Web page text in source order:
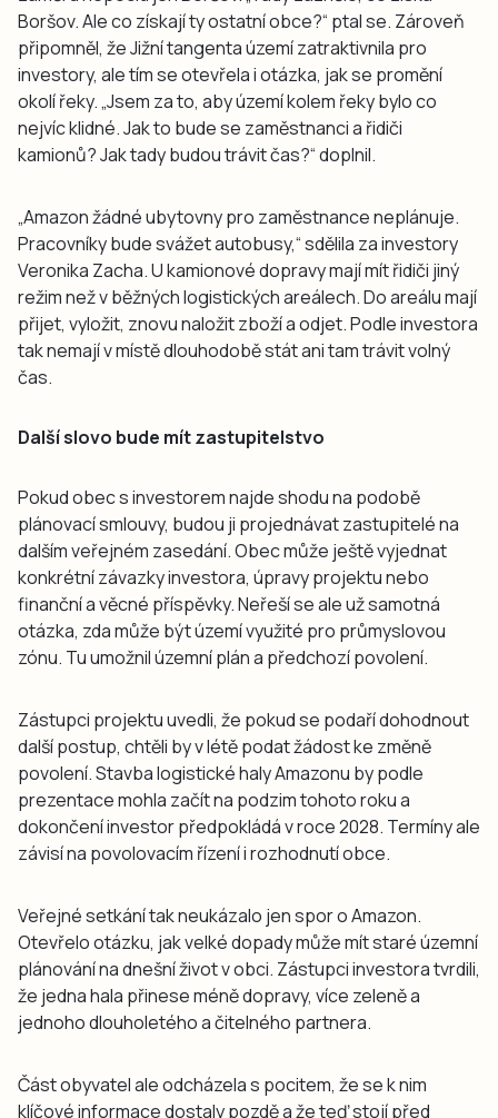
Boršov. Ale co získají ty ostatní obce?“ ptal se. Zároveň
připomněl, že Jižní tangenta území zatraktivnila pro
investory, ale tím se otevřela i otázka, jak se promění
okolí řeky. „Jsem za to, aby území kolem řeky bylo co
nejvíc klidné. Jak to bude se zaměstnanci a řidiči
kamionů? Jak tady budou trávit čas?“ doplnil.
„Amazon žádné ubytovny pro zaměstnance neplánuje.
Pracovníky bude svážet autobusy,“ sdělila za investory
Veronika Zacha. U kamionové dopravy mají mít řidiči jiný
režim než v běžných logistických areálech. Do areálu mají
přijet, vyložit, znovu naložit zboží a odjet. Podle investora
tak nemají v místě dlouhodobě stát ani tam trávit volný
čas.
Další slovo bude mít zastupitelstvo
Pokud obec s investorem najde shodu na podobě
plánovací smlouvy, budou ji projednávat zastupitelé na
dalším veřejném zasedání. Obec může ještě vyjednat
konkrétní závazky investora, úpravy projektu nebo
finanční a věcné příspěvky. Neřeší se ale už samotná
otázka, zda může být území využité pro průmyslovou
zónu. Tu umožnil územní plán a předchozí povolení.
Zástupci projektu uvedli, že pokud se podaří dohodnout
další postup, chtěli by v létě podat žádost ke změně
povolení. Stavba logistické haly Amazonu by podle
prezentace mohla začít na podzim tohoto roku a
dokončení investor předpokládá v roce 2028. Termíny ale
závisí na povolovacím řízení i rozhodnutí obce.
Veřejné setkání tak neukázalo jen spor o Amazon.
Otevřelo otázku, jak velké dopady může mít staré územní
plánování na dnešní život v obci. Zástupci investora tvrdili,
že jedna hala přinese méně dopravy, více zeleně a
jednoho dlouholetého a čitelného partnera.
Část obyvatel ale odcházela s pocitem, že se k nim
klíčové informace dostaly pozdě a že teď stojí před